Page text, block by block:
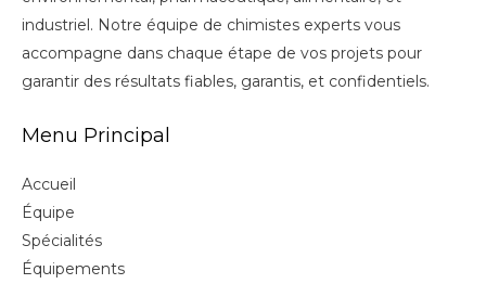
industriel. Notre équipe de chimistes experts vous
accompagne dans chaque étape de vos projets pour
garantir des résultats fiables, garantis, et confidentiels.
Menu Principal
Accueil
Équipe
Spécialités
Équipements